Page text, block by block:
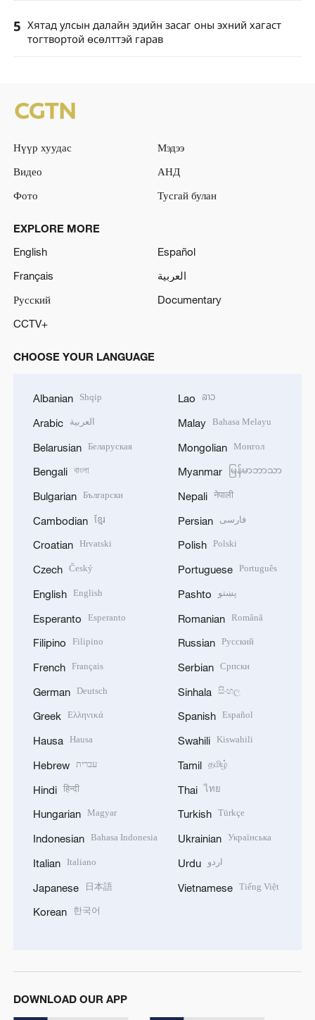
5 Хятад улсын далайн эдийн засаг оны эхний хагаст
тогтвортой өсөлттэй гарав
Нүүр хуудас
Мэдээ
Видео
АНД
Фото
Тусгай булан
EXPLORE MORE
English
Español
Français
العربية
Русский
Documentary
CCTV+
CHOOSE YOUR LANGUAGE
Albanian Shqip
Arabic العربية
Belarusian Беларуская
Bengali বাংলা
Bulgarian Български
Cambodian ខ្មែរ
Croatian Hrvatski
Czech Český
English English
Esperanto Esperanto
Filipino Filipino
French Français
German Deutsch
Greek Ελληνικά
Hausa Hausa
Hebrew עברית
Hindi हिन्दी
Hungarian Magyar
Indonesian Bahasa Indonesia
Italian Italiano
Japanese 日本語
Korean 한국어
Lao ລາວ
Malay Bahasa Melayu
Mongolian Монгол
Myanmar မြန်မာဘာသာ
Nepali नेपाली
Persian فارسی
Polish Polski
Portuguese Português
Pashto پښتو
Romanian Română
Russian Русский
Serbian Српски
Sinhala සිංහල
Spanish Español
Swahili Kiswahili
Tamil தமிழ்
Thai ไทย
Turkish Türkçe
Ukrainian Українська
Urdu اردو
Vietnamese Tiếng Việt
DOWNLOAD OUR APP